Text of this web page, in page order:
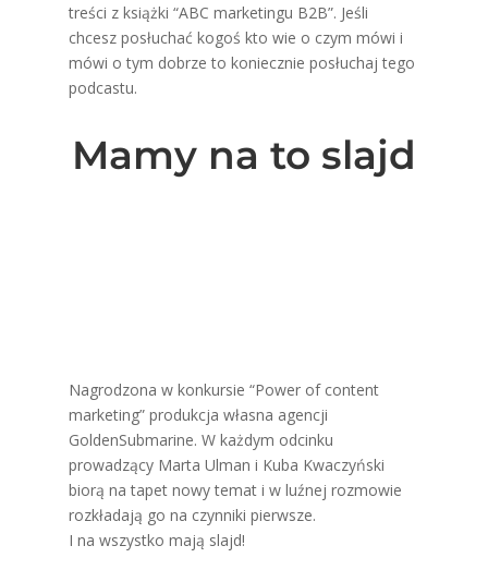
treści z książki “ABC marketingu B2B”. Jeśli
chcesz posłuchać kogoś kto wie o czym mówi i
mówi o tym dobrze to koniecznie posłuchaj tego
podcastu.
Mamy na to slajd
Nagrodzona w konkursie “Power of content
marketing” produkcja własna agencji
GoldenSubmarine. W każdym odcinku
prowadzący Marta Ulman i Kuba Kwaczyński
biorą na tapet nowy temat i w luźnej rozmowie
rozkładają go na czynniki pierwsze.
I na wszystko mają slajd!